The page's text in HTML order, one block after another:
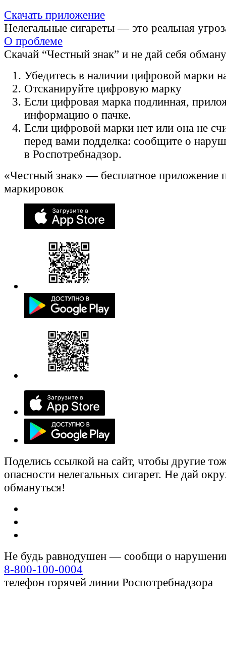
Скачать приложение
Нелегальные сигареты — это реальная
О проблеме
Скачай “Честный знак” и не дай себя
Убедитесь в наличии цифровой марки
Отсканируйте цифровую марку
Если цифровая марка подлинная,
информацию о пачке.
Если цифровой марки нет или она не
перед вами подделка: сообщите о
в Роспотребнадзор.
«Честный знак» — бесплатное приложение
маркировок
Поделись ссылкой на сайт, чтобы другие
опасности нелегальных сигарет. Не дай
обмануться!
Не будь равнодушен — сообщи о
8-800-100-0004
телефон горячей линии Роспотребнадзора